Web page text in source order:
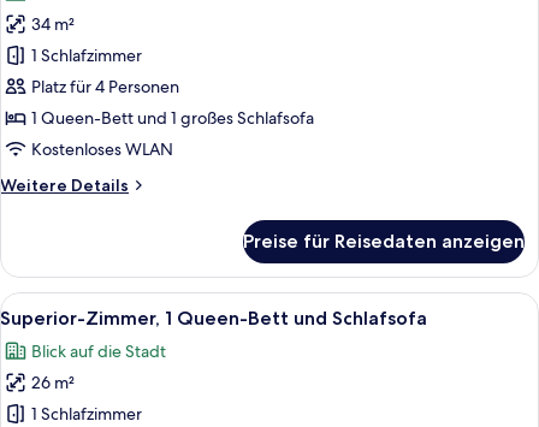
Executive-
Zimmer,
1 Queen-
Bett
und
anzeigen
34 m²
1 Schlafzimmer
Platz für 4 Personen
1 Queen-Bett und 1 großes Schlafsofa
Kostenloses WLAN
Weitere Details
Weitere
Zimmer,
1 Queen-
Bett
und
Schlafsofa
Preise für Reisedaten anzeigen
Alle
Fotos
für
Superior-
Zimmer,
Superior-Zimmer, 1 Queen-Bett und
6
Superior-Zimmer, 1 Queen-Bett und Schlafsofa
Blick auf die Stadt
26 m²
1 Schlafzimmer